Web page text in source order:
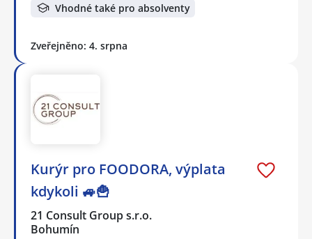
Vhodné také pro absolventy
Zveřejněno: 4. srpna
Kurýr pro FOODORA, výplata
kdykoli 🚙🍟
21 Consult Group s.r.o.
Bohumín